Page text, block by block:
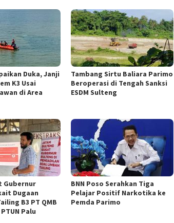
Duka, Janji
K3 Usai
di Area
Tambang Sirtu Baliara Parimo
Beroperasi di Tengah Sanksi
ESDM Sulteng
Gubernur
Dugaan
B3 PT QMB
Palu
BNN Poso Serahkan Tiga
Pelajar Positif Narkotika ke
Pemda Parimo